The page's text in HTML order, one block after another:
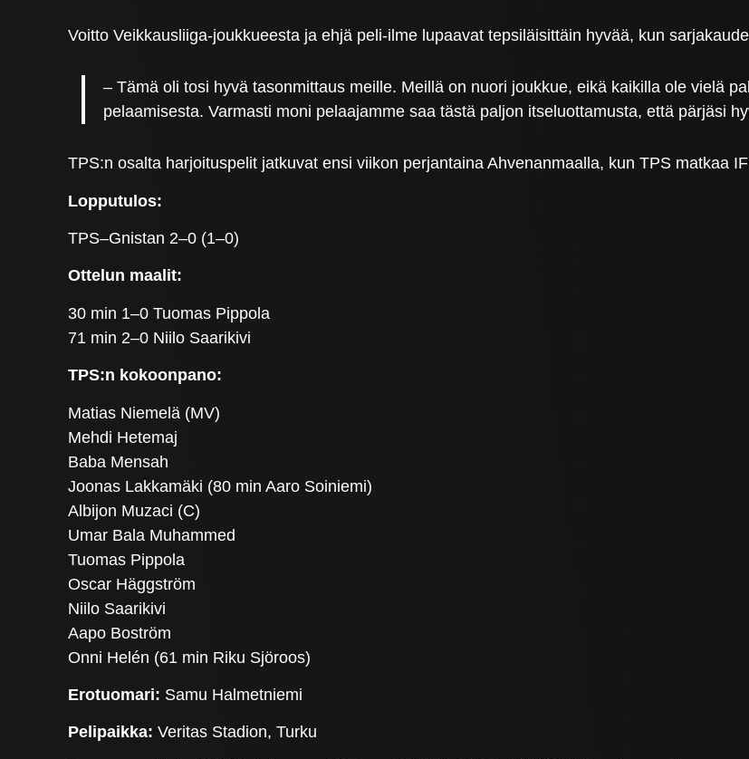
Voitto Veikkausliiga-joukkueesta ja ehjä peli-ilme lupaavat tepsiläisittäin hyvää, kun
– Tämä oli tosi hyvä tasonmittaus meille. Meillä on nuori joukkue, eikä kaikilla ole vielä
pelaamisesta. Varmasti moni pelaajamme saa tästä paljon itseluottamusta, että pärjäsi
TPS:n osalta harjoituspelit jatkuvat ensi viikon perjantaina Ahvenanmaalla, kun TPS matkaa
Lopputulos:
TPS–Gnistan 2–0 (1–0)
Ottelun maalit:
30 min 1–0 Tuomas Pippola
71 min 2–0 Niilo Saarikivi
TPS:n kokoonpano:
Matias Niemelä (MV)
Mehdi Hetemaj
Baba Mensah
Joonas Lakkamäki (80 min Aaro Soiniemi)
Albijon Muzaci (C)
Umar Bala Muhammed
Tuomas Pippola
Oscar Häggström
Niilo Saarikivi
Aapo Boström
Onni Helén (61 min Riku Sjöroos)
Erotuomari: Samu Halmetniemi
Pelipaikka: Veritas Stadion, Turku